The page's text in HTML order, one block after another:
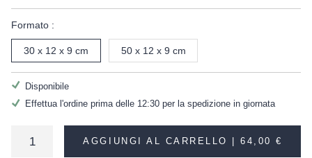
Formato :
30 x 12 x 9 cm 50 x 12 x 9 cm
Disponibile
Effettua l'ordine prima delle 12:30 per la spedizione in giornata
AGGIUNGI AL CARRELLO |64,00 €